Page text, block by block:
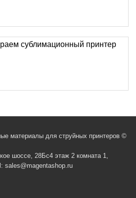
сублимационный принтер
материалы для струйных принтеров ©
шоссе, 28Бс4 этаж 2 комната 1,
sales@magentashop.ru